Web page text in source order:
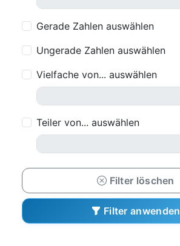
Gerade Zahlen auswählen
Ungerade Zahlen auswählen
Vielfache von... auswählen
Teiler von... auswählen
Filter löschen
Filter anwenden